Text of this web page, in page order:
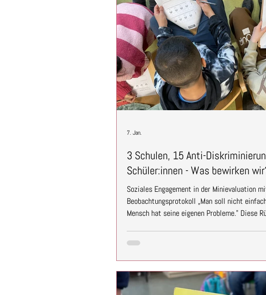
3 Schulen, 15 Anti-
Schüler:innen - Was bewirken
Soziales Engagement in der Minievaluation
Beobachtungsprotokoll „Man soll nicht
Mensch hat seine eigenen Probleme." Diese
Schulen" teilgenommen haben. 15
Schulen – und am Ende die Frage: Machen
Antwort? E
7. Jan.